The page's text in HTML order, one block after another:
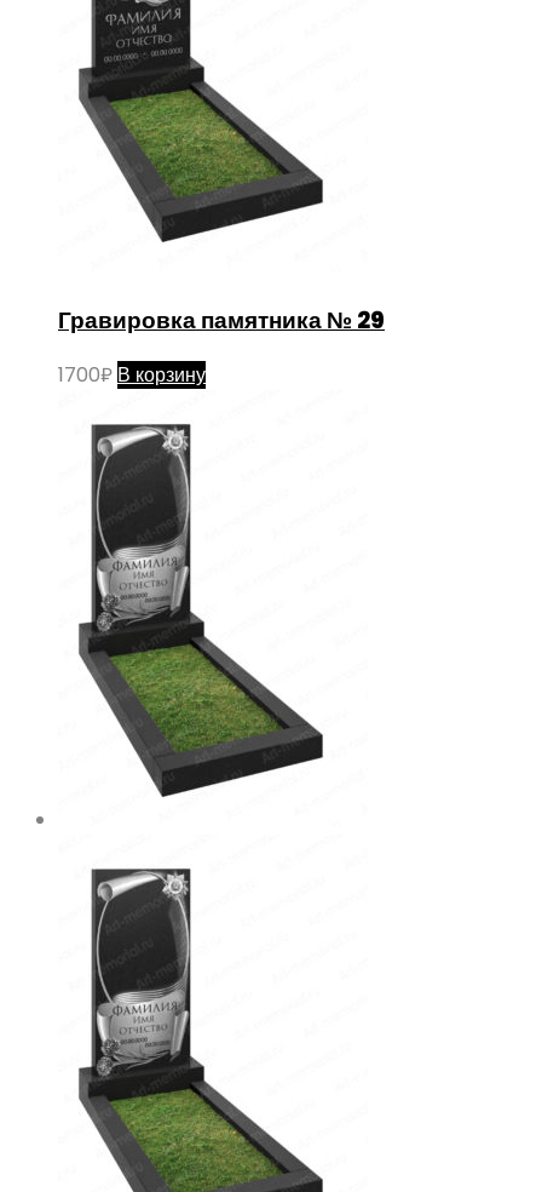
Гравировка памятника № 29
1700₽ В корзину